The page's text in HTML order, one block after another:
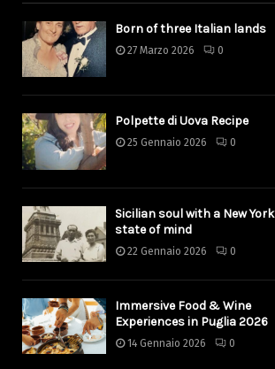
Born of three Italian lands
27 Marzo 2026 0
Polpette di Uova Recipe
25 Gennaio 2026 0
Sicilian soul with a New York
state of mind
22 Gennaio 2026 0
Immersive Food & Wine
Experiences in Puglia 2026
14 Gennaio 2026 0